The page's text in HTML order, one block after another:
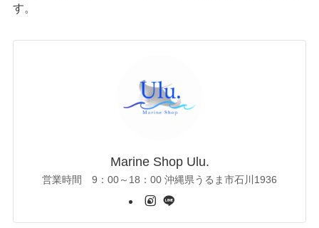
す。
Marine Shop Ulu.
営業時間 9：00～18：00 沖縄県うるま市石川1936